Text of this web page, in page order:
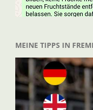
MEINE TIPPS IN